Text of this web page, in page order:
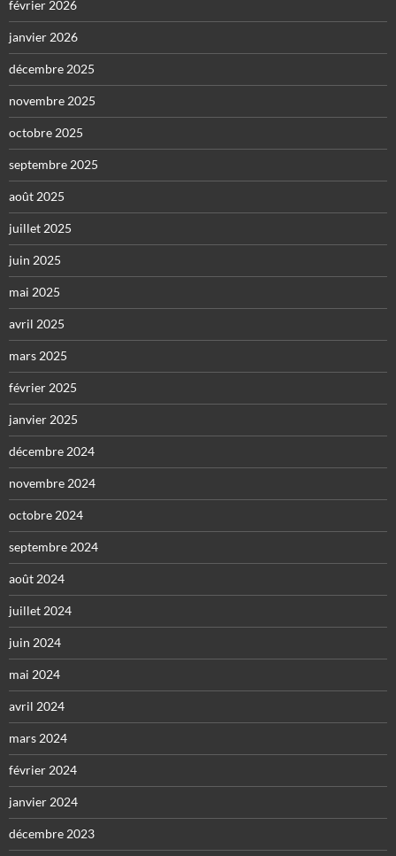
février 2026
janvier 2026
décembre 2025
novembre 2025
octobre 2025
septembre 2025
août 2025
juillet 2025
juin 2025
mai 2025
avril 2025
mars 2025
février 2025
janvier 2025
décembre 2024
novembre 2024
octobre 2024
septembre 2024
août 2024
juillet 2024
juin 2024
mai 2024
avril 2024
mars 2024
février 2024
janvier 2024
décembre 2023